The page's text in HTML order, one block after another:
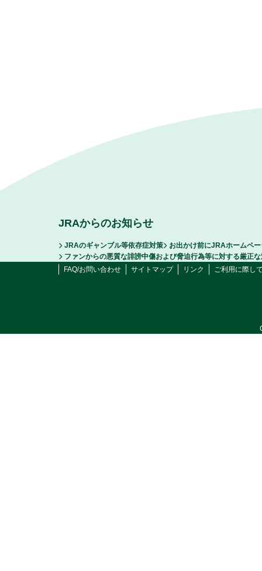
JRAからのお知らせ
JRAのギャンブル等依存症対策
お出かけ前にJRAホームペ
ファンからの悪質な誹謗中傷および脅迫行為等に対する厳正
FAQ/お問い合わせ
サイトマップ リンク ご利用に際し